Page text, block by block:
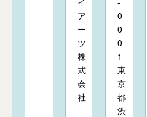
ア
ー
ツ
株
式
会
社
0
0
0
1
東
京
都
渋